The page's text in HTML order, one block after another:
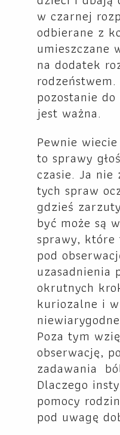
w czarnej
odbierane z
umieszczane
na dodatek
pozostanie
jest ważna.
Pewnie
to sprawy
czasie. Ja nie
tych spraw
gdzieś
być może są
sprawy, które
pod
uzasadnienia
okrutnych
kuriozalne i
Poza tym
obserwację,
zadawania
Dlaczego
pomocy
pod uwagę